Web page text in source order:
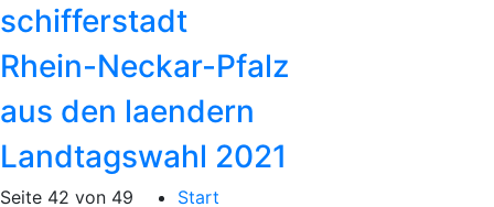
schifferstadt
Rhein-Neckar-Pfalz
aus den laendern
Landtagswahl 2021
Seite 42 von 49
Start